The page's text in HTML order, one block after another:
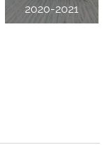
2020-2021